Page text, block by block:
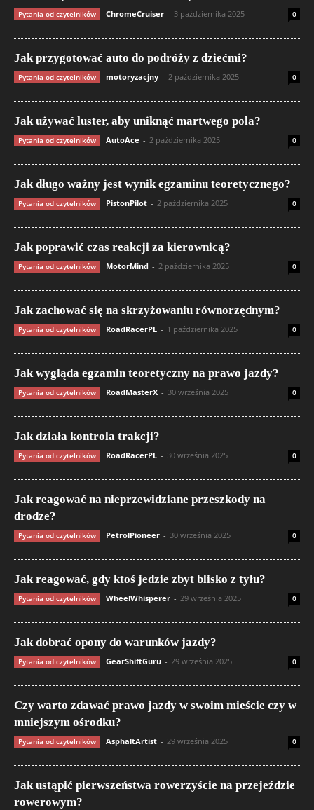
Pytania od czytelników ChromeCruiser - 3 października 2025 0
Jak przygotować auto do podróży z dziećmi?
Pytania od czytelników motoryzacjny - 2 października 2025 0
Jak używać luster, aby uniknąć martwego pola?
Pytania od czytelników AutoAce - 2 października 2025 0
Jak długo ważny jest wynik egzaminu teoretycznego?
Pytania od czytelników PistonPilot - 2 października 2025 0
Jak poprawić czas reakcji za kierownicą?
Pytania od czytelników MotorMind - 2 października 2025 0
Jak zachować się na skrzyżowaniu równorzędnym?
Pytania od czytelników RoadRacerPL - 1 października 2025 0
Jak wygląda egzamin teoretyczny na prawo jazdy?
Pytania od czytelników RoadMasterX - 30 września 2025 0
Jak działa kontrola trakcji?
Pytania od czytelników RoadRacerPL - 30 września 2025 0
Jak reagować na nieprzewidziane przeszkody na
drodze?
Pytania od czytelników PetrolPioneer - 30 września 2025 0
Jak reagować, gdy ktoś jedzie zbyt blisko z tyłu?
Pytania od czytelników WheelWhisperer - 29 września 2025 0
Jak dobrać opony do warunków jazdy?
Pytania od czytelników GearShiftGuru - 29 września 2025 0
Czy warto zdawać prawo jazdy w swoim mieście czy w
mniejszym ośrodku?
Pytania od czytelników AsphaltArtist - 29 września 2025 0
Jak ustąpić pierwszeństwa rowerzyście na przejeździe
rowerowym?